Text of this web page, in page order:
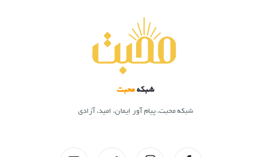
شبکه محبت
شبکه محبت، پیام آور ایمان، امید، آزادی